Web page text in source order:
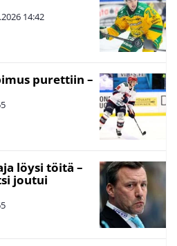
14:42
purettiin –
löysi töitä –
joutui